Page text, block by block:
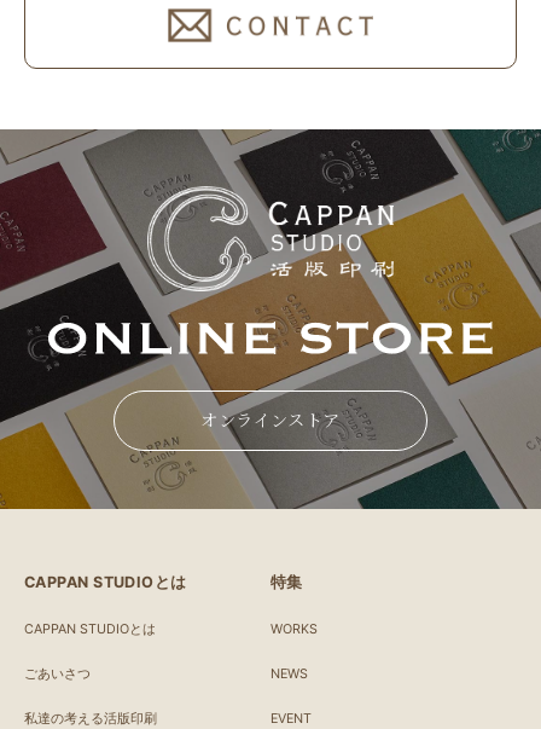
オンラインストア
CAPPAN STUDIOとは
CAPPAN STUDIOとは
ごあいさつ
私達の考える活版印刷
特集
WORKS
NEWS
EVENT